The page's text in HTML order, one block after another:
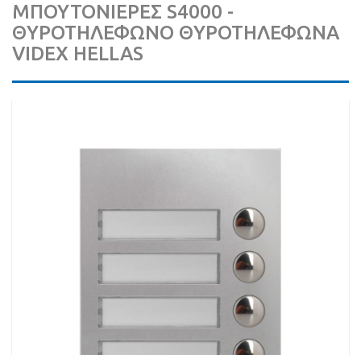
ΜΠΟΥΤΟΝΙΕΡΕΣ S4000 -
ΘΥΡΟΤΗΛΕΦΩΝΟ ΘΥΡΟΤΗΛΕΦΩΝΑ
VIDEX HELLAS